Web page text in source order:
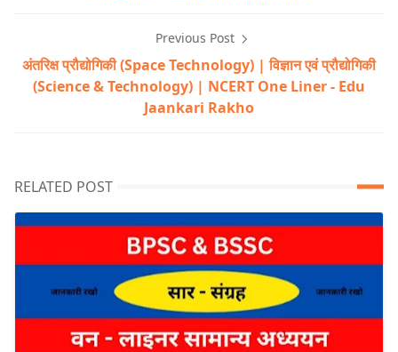
Previous Post
अंतरिक्ष प्रौद्योगिकी (Space Technology) | विज्ञान एवं प्रौद्योगिकी
(Science & Technology) | NCERT One Liner - Edu
Jaankari Rakho
RELATED POST